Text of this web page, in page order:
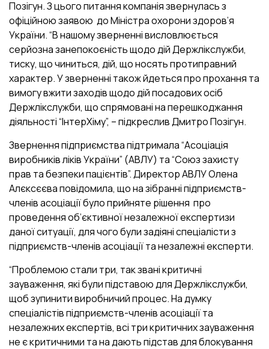
Позігун. З цього питання компанія звернулась з
офіційною заявою до Міністра охорони здоров’я
України. “В нашому зверненні висловлюється
серйозна занепокоєність щодо дій Держлікслужби,
тиску, що чиниться, дій, що носять протиправний
характер. У зверненні також йдеться про прохання та
вимогу вжити заходів щодо дій посадових осіб
Держлікслужби, що спрямовані на перешкоджання
діяльності “ІнтерХіму”, – підкреслив Дмитро Позігун.
Звернення підприємства підтримала “Асоціація
виробників ліків України” (АВЛУ) та “Союз захисту
прав та безпеки пацієнтів”. Директор АВЛУ Олена
Алєксєєва повідомила, що на зібранні підприємств-
членів асоціації було прийняте рішення про
проведення об’єктивної незалежної експертизи
даної ситуації, для чого були задіяні спеціалісти з
підприємств-членів асоціації та незалежні експерти.
“Проблемою стали три, так звані критичні
зауваження, які були підставою для Держлікслужби,
щоб зупинити виробничий процес. На думку
спеціалістів підприємств-членів асоціації та
незалежних експертів, всі три критичних зауваження
не є критичними та на дають підстав для блокування